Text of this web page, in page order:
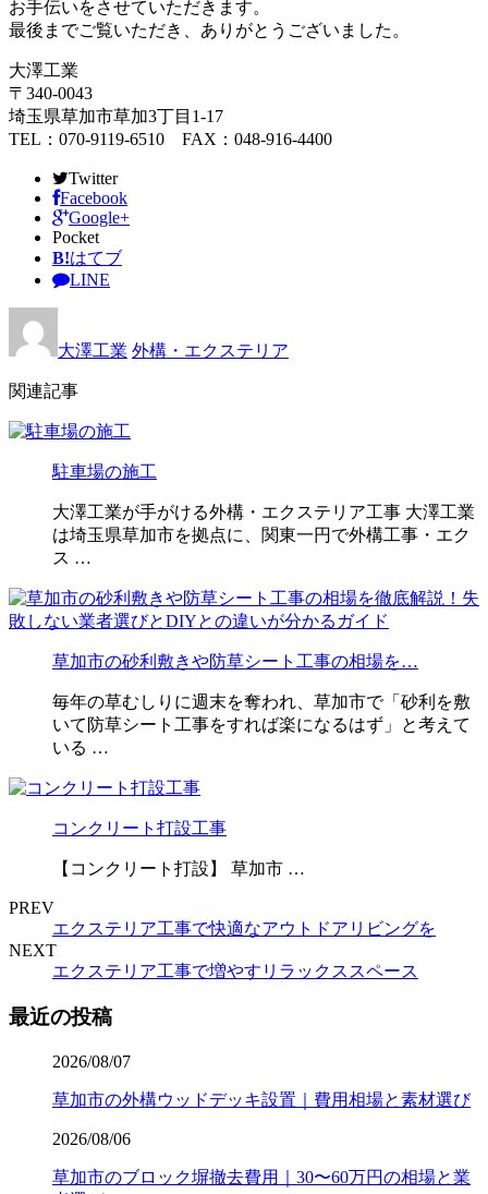
お手伝いをさせていただきます。
最後までご覧いただき、ありがとうございました。
大澤工業
〒340-0043
埼玉県草加市草加3丁目1-17
TEL：070-9119-6510 FAX：048-916-4400
Twitter
Facebook
Google+
Pocket
B!はてブ
LINE
大澤工業 外構・エクステリア
関連記事
駐車場の施工
大澤工業が手がける外構・エクステリア工事 大澤工業
は埼玉県草加市を拠点に、関東一円で外構工事・エク
ス …
草加市の砂利敷きや防草シート工事の相場を…
毎年の草むしりに週末を奪われ、草加市で「砂利を敷
いて防草シート工事をすれば楽になるはず」と考えて
いる …
コンクリート打設工事
【コンクリート打設】 草加市 …
PREV
エクステリア工事で快適なアウトドアリビングを
NEXT
エクステリア工事で増やすリラックススペース
最近の投稿
2026/08/07
草加市の外構ウッドデッキ設置｜費用相場と素材選び
2026/08/06
草加市のブロック塀撤去費用｜30〜60万円の相場と業